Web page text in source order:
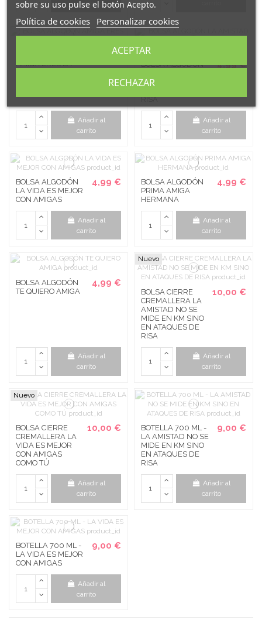
carrito
AMIGA ERES LA
4,99 €
Añadir al
carrito
BOLSA ALGODÓN
MIDE EN KM SINO
RISA
4,99 €
Añadir al
carrito
BOLSA ALGODÓN
LA VIDA ES MEJOR
CON AMIGAS
4,99 €
Añadir al
carrito
BOLSA ALGODÓN
PRIMA AMIGA
HERMANA
4,99 €
Añadir al
carrito
BOLSA ALGODÓN
TE QUIERO AMIGA
4,99 €
Añadir al
carrito
Nuevo
BOLSA CIERRE
CREMALLERA LA
AMISTAD NO SE
MIDE EN KM SINO
EN ATAQUES DE
RISA
10,00 €
Añadir al
carrito
Nuevo
BOLSA CIERRE
CREMALLERA LA
VIDA ES MEJOR
CON AMIGAS
COMO TÚ
10,00 €
Añadir al
carrito
BOTELLA 700 ML -
LA AMISTAD NO SE
MIDE EN KM SINO
EN ATAQUES DE
RISA
9,00 €
Añadir al
carrito
BOTELLA 700 ML -
LA VIDA ES MEJOR
CON AMIGAS
9,00 €
Añadir al
carrito
sobre su uso pulse el botón Acepto.
Política de cookies Personalizar cookies
RECHAZAR
ACEPTAR